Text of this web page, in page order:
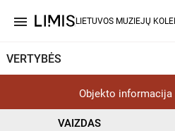
menu LIETUVOS MUZIEJŲ
VERTYBĖS
Objekto informacija
VAIZDAS